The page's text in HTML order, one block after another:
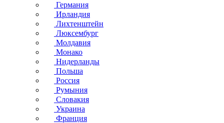
Германия
Ирландия
Лихтенштейн
Люксембург
Молдавия
Монако
Нидерланды
Польша
Россия
Румыния
Словакия
Украина
Франция